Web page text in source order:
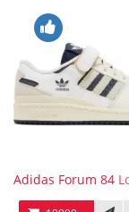
Adidas Forum 84